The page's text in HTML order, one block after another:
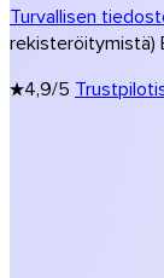
Vertaile
Hinnasto
Valokuvaajat
Turvallisen
rekisteröitymistä)
★4,9/5